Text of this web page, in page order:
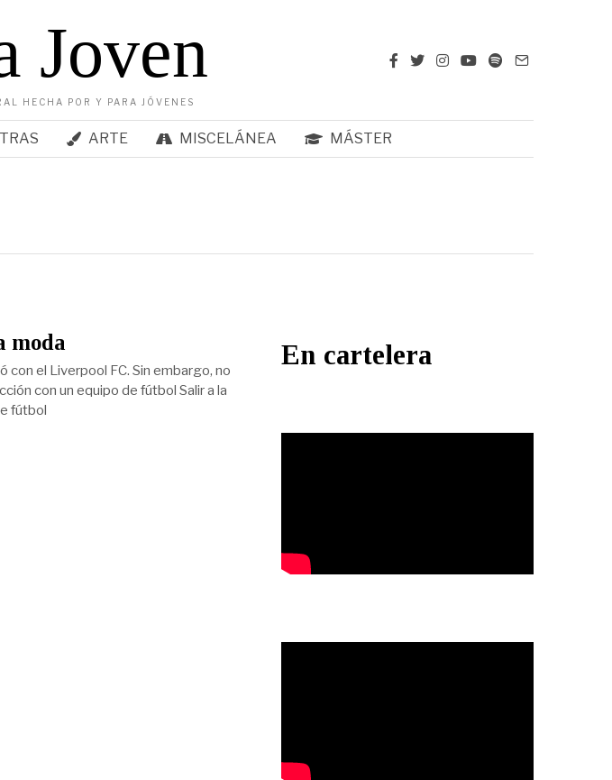
Joven
HECHA POR Y PARA JÓVENES
ARTE MISCELÁNEA MÁSTER
moda
con el Liverpool FC. Sin embargo, no
con un equipo de fútbol Salir a la
fútbol
En cartelera